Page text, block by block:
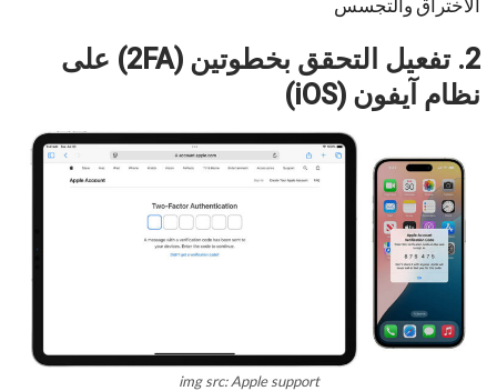
الاختراق والتجسس
2. تفعيل التحقق بخطوتين (2FA) على
نظام آيفون (iOS)
img src: Apple support